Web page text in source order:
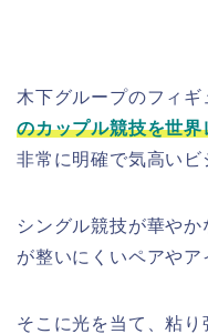
木下グループのフィギ
のカップル競技を世
非常に明確で気高いビ
シングル競技が華や
が整いにくいペアやア
そこに光を当て、粘り